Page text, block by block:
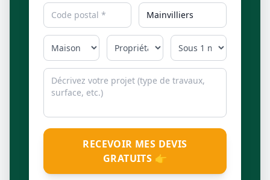
RECEVOIR MES DEVIS
GRATUITS 👉